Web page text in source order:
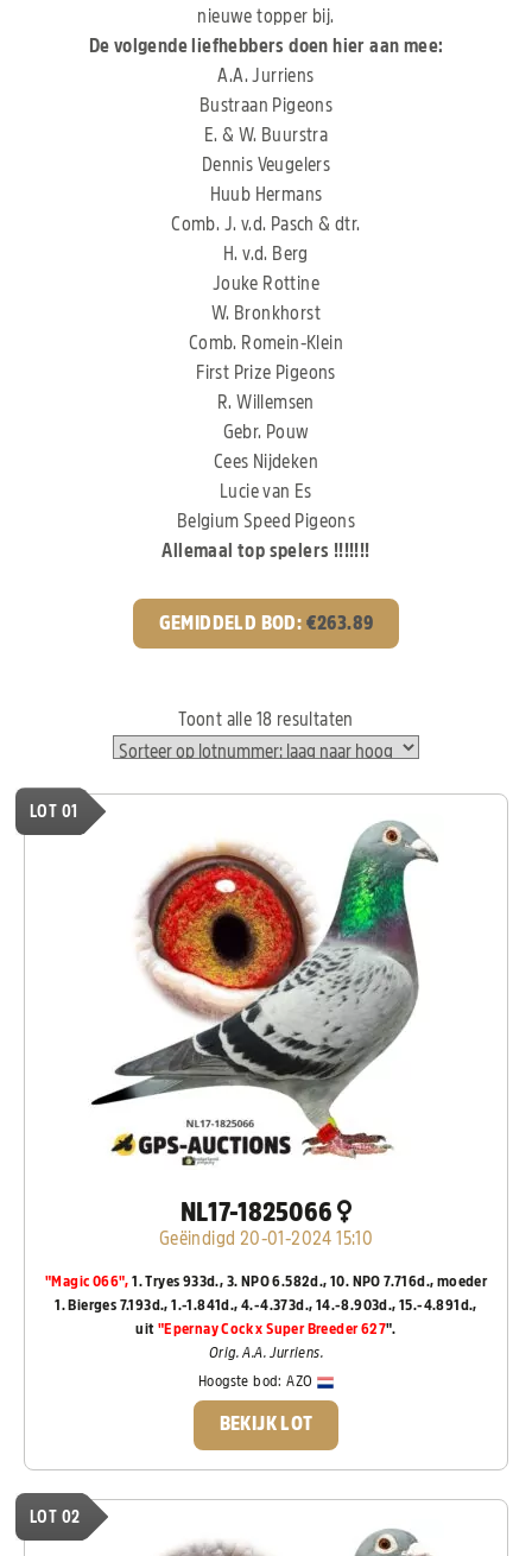
nieuwe topper bij.
De volgende liefhebbers doen hier aan mee:
A.A. Jurriens
Bustraan Pigeons
E. & W. Buurstra
Dennis Veugelers
Huub Hermans
Comb. J. v.d. Pasch & dtr.
H. v.d. Berg
Jouke Rottine
W. Bronkhorst
Comb. Romein-Klein
First Prize Pigeons
R. Willemsen
Gebr. Pouw
Cees Nijdeken
Lucie van Es
Belgium Speed Pigeons
Allemaal top spelers !!!!!!!
GEMIDDELD BOD: €263.89
Toont alle 18 resultaten
LOT 01
NL17-1825066
Geëindigd 20-01-2024 15:10
"Magic 066", 1. Tryes 933d., 3. NPO 6.582d., 10. NPO 7.716d., moeder
1. Bierges 7.193d., 1.-1.841d., 4.-4.373d., 14.-8.903d., 15.-4.891d.,
uit "Epernay Cock x Super Breeder 627".
Orig. A.A. Jurriens.
Hoogste bod:AZO
BEKIJK LOT
LOT 02